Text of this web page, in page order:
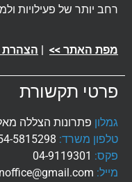
יותר של פעילויות
האתר >>|הצהרת
תקשורת
פתרונות הצללה
משרד:054-5815298
04-9119301